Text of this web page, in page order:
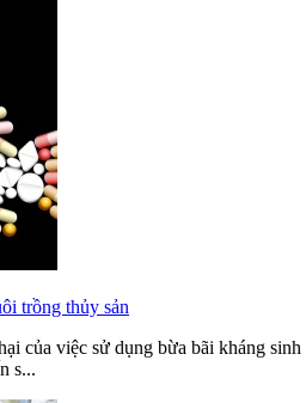
trồng thủy sản
của việc sử dụng bừa bãi kháng sinh
s...